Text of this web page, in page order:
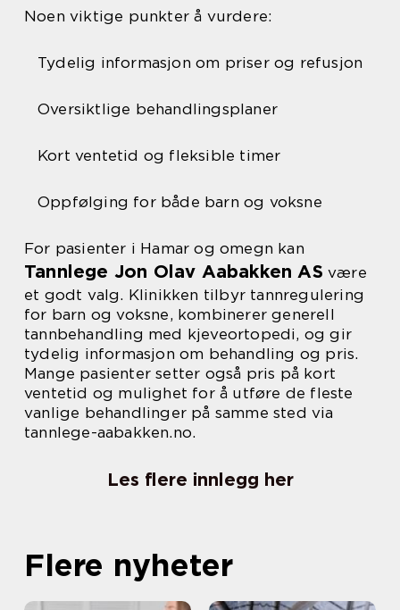
Noen viktige punkter å vurdere:
Tydelig informasjon om priser og refusjon
Oversiktlige behandlingsplaner
Kort ventetid og fleksible timer
Oppfølging for både barn og voksne
For pasienter i Hamar og omegn kan
Tannlege Jon Olav Aabakken AS være
et godt valg. Klinikken tilbyr tannregulering
for barn og voksne, kombinerer generell
tannbehandling med kjeveortopedi, og gir
tydelig informasjon om behandling og pris.
Mange pasienter setter også pris på kort
ventetid og mulighet for å utføre de fleste
vanlige behandlinger på samme sted via
tannlege-aabakken.no.
Les flere innlegg her
Flere nyheter